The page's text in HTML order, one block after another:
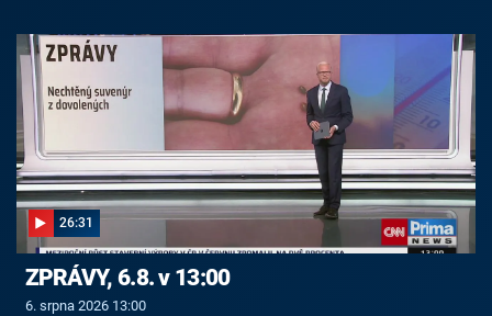
26:31
ZPRÁVY, 6.8. v 13:00
6. srpna 2026 13:00